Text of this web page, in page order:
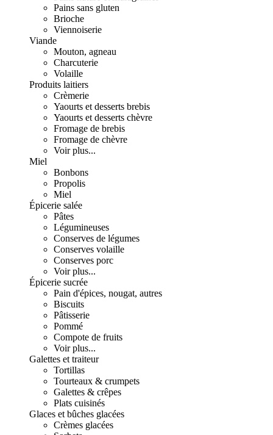
Pains sans gluten
Brioche
Viennoiserie
Viande
Mouton, agneau
Charcuterie
Volaille
Produits laitiers
Crèmerie
Yaourts et desserts brebis
Yaourts et desserts chèvre
Fromage de brebis
Fromage de chèvre
Voir plus...
Miel
Bonbons
Propolis
Miel
Épicerie salée
Pâtes
Légumineuses
Conserves de légumes
Conserves volaille
Conserves porc
Voir plus...
Épicerie sucrée
Pain d'épices, nougat, autres
Biscuits
Pâtisserie
Pommé
Compote de fruits
Voir plus...
Galettes et traiteur
Tortillas
Tourteaux & crumpets
Galettes & crêpes
Plats cuisinés
Glaces et bûches glacées
Crèmes glacées